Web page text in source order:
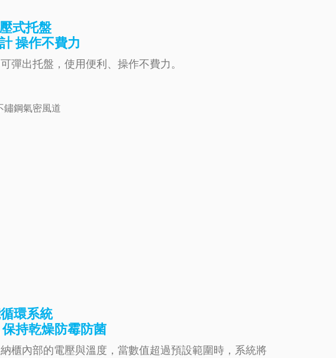
式托盤
操作不費力
彈出托盤，使用便利、操作不費力。
環系統
保持乾燥防霉防菌
櫃內部的電壓與溫度，當數值超過預設範圍時，系統將